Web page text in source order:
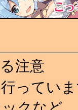
注意
ってい